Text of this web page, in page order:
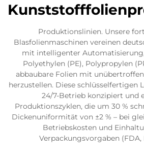
Produktionslinien. Unsere
Blasfolienmaschinen vereinen
mit intelligenter
Polyethylen (PE), Polypropylen
abbaubare Folien mit
herzustellen. Diese schlüsselfertigen
24/7-Betrieb konzipiert und
Produktionszyklen, die um 30 %
Dickenuniformität von ±2 % – bei
Betriebskosten und
Verpackungsvorgaben (FDA,